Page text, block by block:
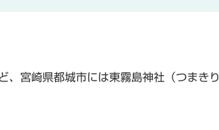
宮崎県都城市には東霧島神社（つまきり